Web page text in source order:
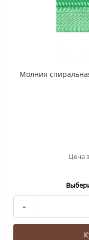
Молния
Цена
-